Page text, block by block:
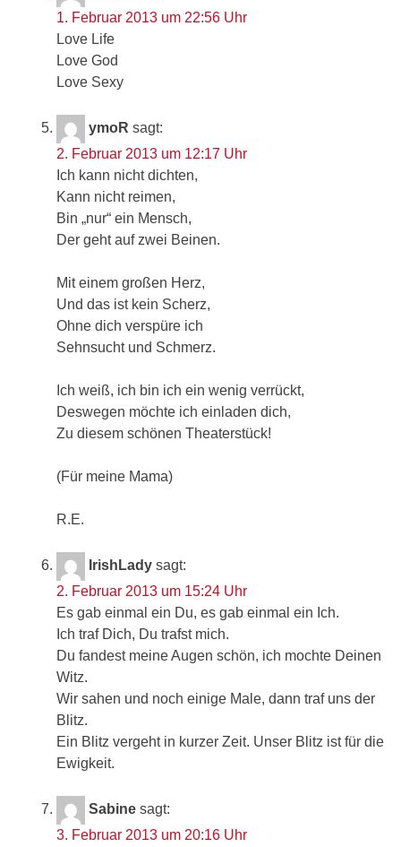
1. Februar 2013 um 22:56 Uhr
Love Life
Love God
Love Sexy
ymoR sagt:
2. Februar 2013 um 12:17 Uhr
Ich kann nicht dichten,
Kann nicht reimen,
Bin „nur“ ein Mensch,
Der geht auf zwei Beinen.
Mit einem großen Herz,
Und das ist kein Scherz,
Ohne dich verspüre ich
Sehnsucht und Schmerz.
Ich weiß, ich bin ich ein wenig verrückt,
Deswegen möchte ich einladen dich,
Zu diesem schönen Theaterstück!
(Für meine Mama)
R.E.
IrishLady sagt:
2. Februar 2013 um 15:24 Uhr
Es gab einmal ein Du, es gab einmal ein Ich.
Ich traf Dich, Du trafst mich.
Du fandest meine Augen schön, ich mochte Deinen
Witz.
Wir sahen und noch einige Male, dann traf uns der
Blitz.
Ein Blitz vergeht in kurzer Zeit. Unser Blitz ist für die
Ewigkeit.
Sabine sagt:
3. Februar 2013 um 20:16 Uhr